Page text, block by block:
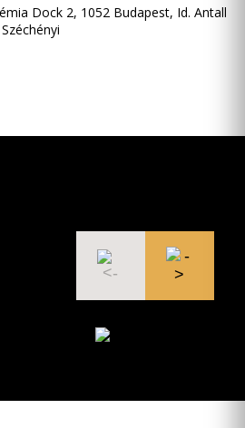
Dock 2, 1052 Budapest, Id. Antall